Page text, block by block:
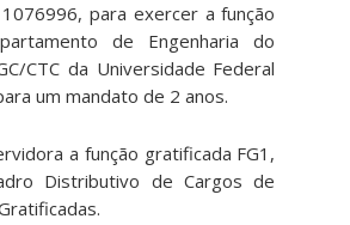
1076996, para exercer a função
de Engenharia do
CTC da Universidade Federal
um mandato de 2 anos.
a função gratificada FG1,
Distributivo de Cargos de